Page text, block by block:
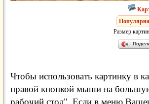
Размер
Чтобы использовать картинку в
правой кнопкой мыши на